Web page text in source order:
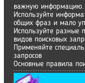
важную информацию.
Используйте
общих фраз и мало
Используйте разные
видов поисковых
Применяйте
запросов
Основные правила